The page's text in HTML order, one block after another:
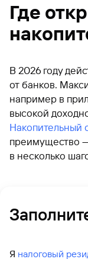
Где
В 2026 году
от банков.
например в
высокой
Накопительный
преимущество —
в несколько
Я налоговый